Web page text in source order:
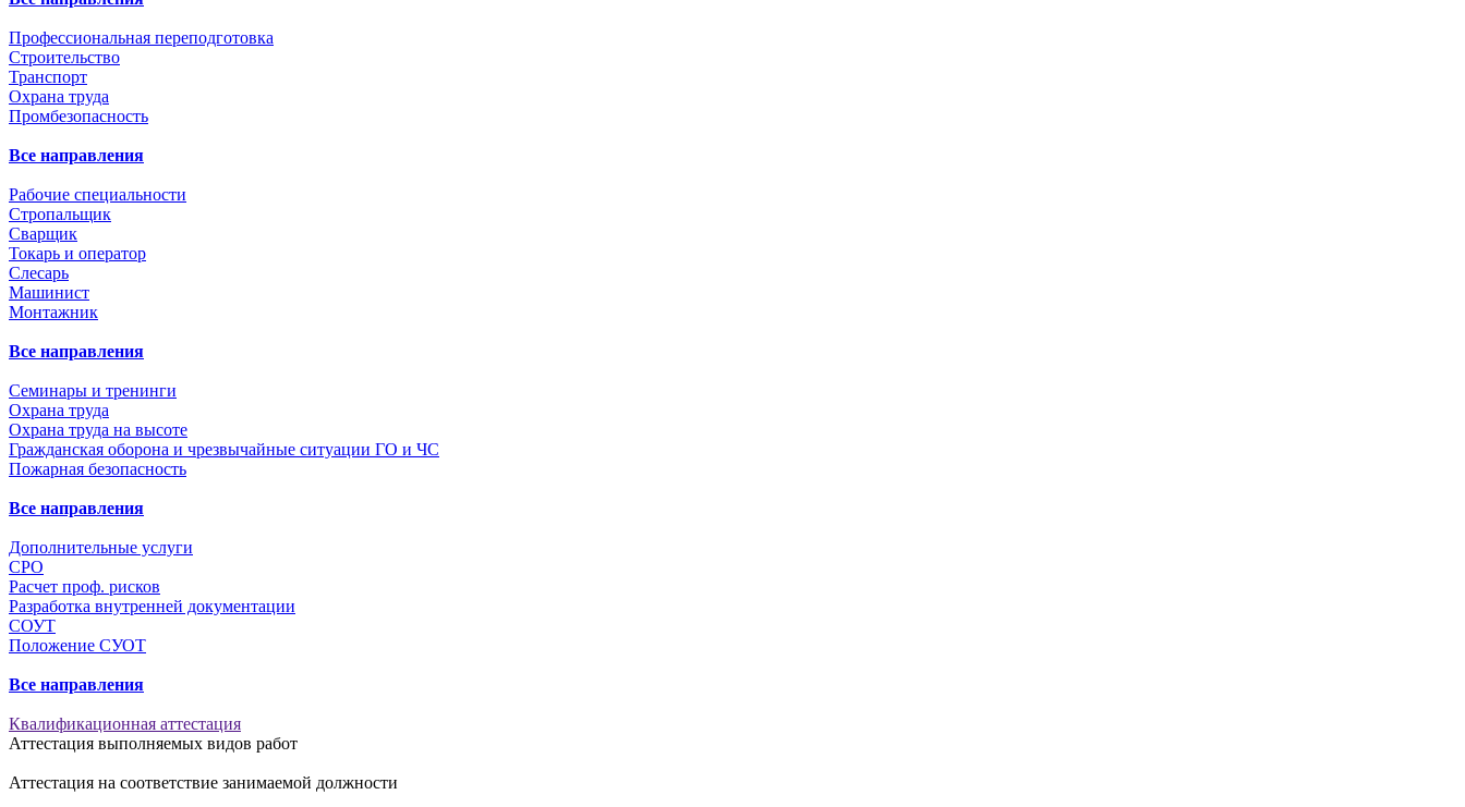
Профессиональная переподготовка
Строительство
Транспорт
Охрана труда
Промбезопасность
Все направления
Рабочие специальности
Стропальщик
Сварщик
Токарь и оператор
Слесарь
Машинист
Монтажник
Все направления
Семинары и тренинги
Охрана труда
Охрана труда на высоте
Гражданская оборона и чрезвычайные ситуации ГО и ЧС
Пожарная безопасность
Все направления
Дополнительные услуги
СРО
Расчет проф. рисков
Разработка внутренней документации
СОУТ
Положение СУОТ
Все направления
Квалификационная аттестация
Аттестация выполняемых видов работ
Аттестация на соответствие занимаемой должности